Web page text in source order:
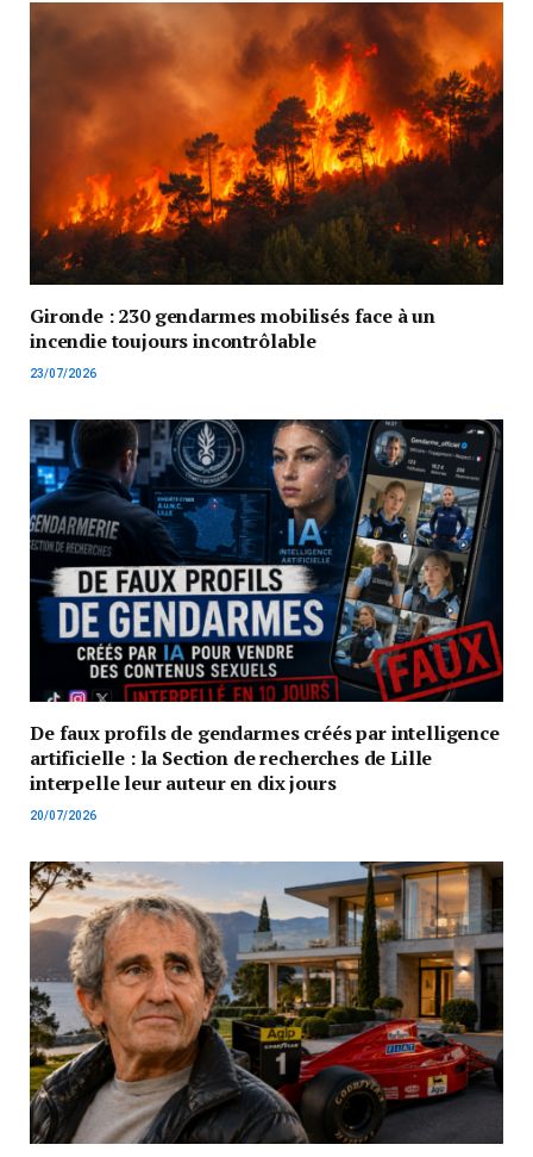
Gironde : 230 gendarmes mobilisés face à un
incendie toujours incontrôlable
23/07/2026
De faux profils de gendarmes créés par intelligence
artificielle : la Section de recherches de Lille
interpelle leur auteur en dix jours
20/07/2026